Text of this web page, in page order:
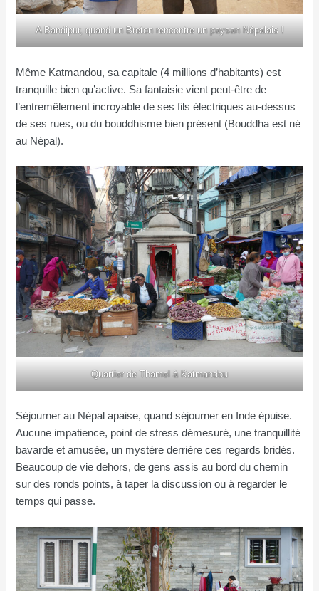
A Bandipur, quand un Breton rencontre un paysan Népalais !
Même Katmandou, sa capitale (4 millions d’habitants) est
tranquille bien qu’active. Sa fantaisie vient peut-être de
l’entremêlement incroyable de ses fils électriques au-dessus
de ses rues, ou du bouddhisme bien présent (Bouddha est né
au Népal).
Quartier de Thamel à Katmandou
Séjourner au Népal apaise, quand séjourner en Inde épuise.
Aucune impatience, point de stress démesuré, une tranquillité
bavarde et amusée, un mystère derrière ces regards bridés.
Beaucoup de vie dehors, de gens assis au bord du chemin
sur des ronds points, à taper la discussion ou à regarder le
temps qui passe.